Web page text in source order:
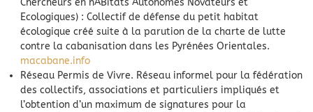
Ecologiques) : Collectif de défense du petit habitat
écologique créé suite à la parution de la charte de lutte
contre la cabanisation dans les Pyrénées Orientales.
macabane.info
Réseau Permis de Vivre. Réseau informel pour la fédération
des collectifs, associations et particuliers impliqués et
l’obtention d’un maximum de signatures pour la